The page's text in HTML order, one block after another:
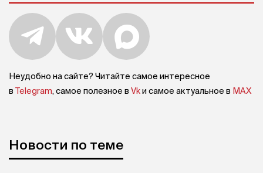
Неудобно на сайте? Читайте самое интересное
в Telegram, самое полезное в Vkи самое актуальное в MAX
Новости по теме